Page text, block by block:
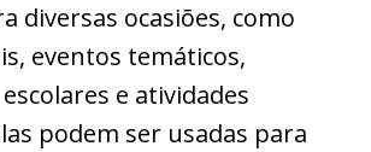
diversas ocasiões, como
eventos temáticos,
e atividades
podem ser usadas para